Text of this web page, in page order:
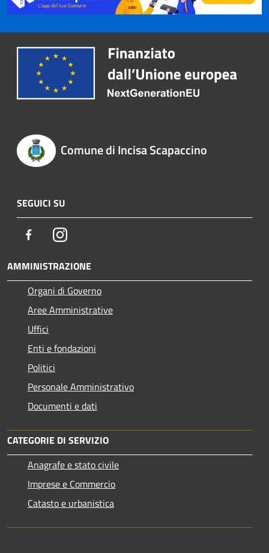
Comune di Incisa Scapaccino
SEGUICI SU
FacebookInstagram
AMMINISTRAZIONE
Organi di Governo
Aree Amministrative
Uffici
Enti e fondazioni
Politici
Personale Amministrativo
Documenti e dati
CATEGORIE DI SERVIZIO
Anagrafe e stato civile
Imprese e Commercio
Catasto e urbanistica